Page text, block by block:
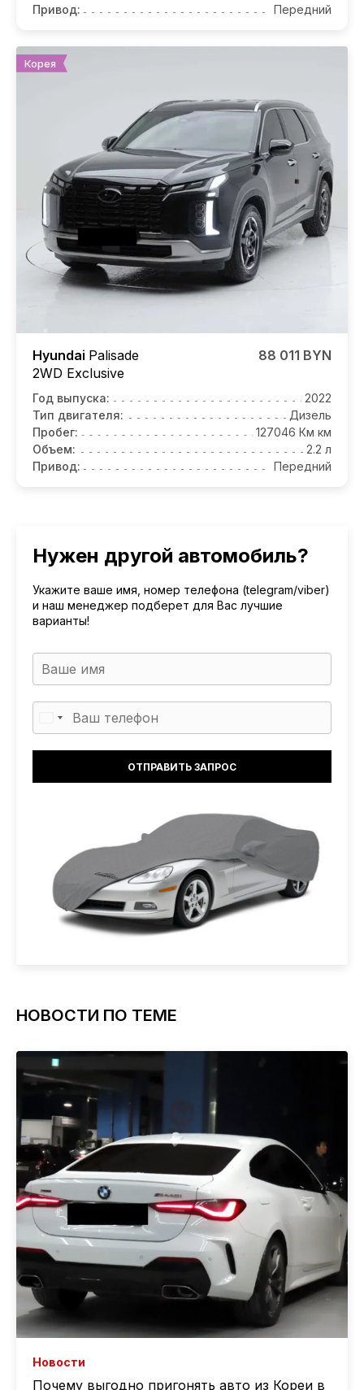
Привод:
Передний
Корея
Hyundai Palisade
2WD Exclusive
88 011 BYN
Год выпуска:
2022
Тип двигателя:
Дизель
Пробег:
127046 Км км
Объем:
2.2 л
Привод:
Передний
Нужен другой автомобиль?
Укажите ваше имя, номер телефона (telegram/viber)
и наш менеджер подберет для Вас лучшие
варианты!
НОВОСТИ ПО ТЕМЕ
Новости
Почему выгодно пригонять авто из Кореи в